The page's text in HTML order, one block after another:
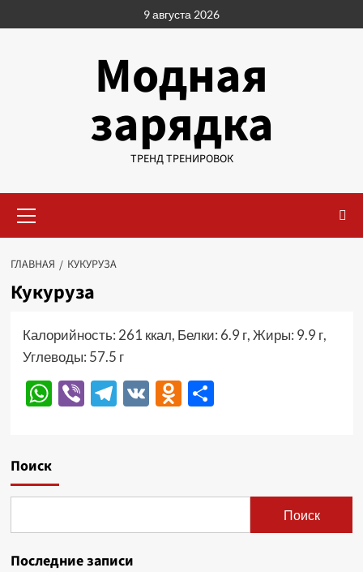
к
9 августа 2026
Модная
зарядка
ТРЕНД ТРЕНИРОВОК
меню
ГЛАВНАЯ КУКУРУЗА
Кукуруза
Калорийность: 261 ккал, Белки: 6.9 г, Жиры: 9.9 г,
Углеводы: 57.5 г
WhatsApp
ViberTelegram
VKOdnoklassniki
Отправить
Поиск
Поиск
Последние записи